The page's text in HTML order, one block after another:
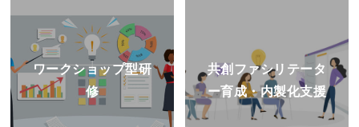
ワークショップ型研
修
共創ファシリテータ
ー育成・内製化支援